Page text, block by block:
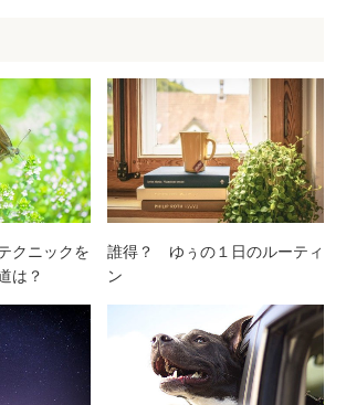
クニックを
は？
誰得？ ゆぅの１日のルーティ
ン